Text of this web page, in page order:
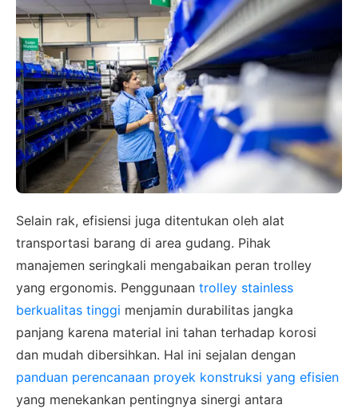
Selain rak, efisiensi juga ditentukan oleh alat
transportasi barang di area gudang. Pihak
manajemen seringkali mengabaikan peran trolley
yang ergonomis. Penggunaan trolley stainless
berkualitas tinggi menjamin durabilitas jangka
panjang karena material ini tahan terhadap korosi
dan mudah dibersihkan. Hal ini sejalan dengan
panduan perencanaan proyek konstruksi yang efisien
yang menekankan pentingnya sinergi antara